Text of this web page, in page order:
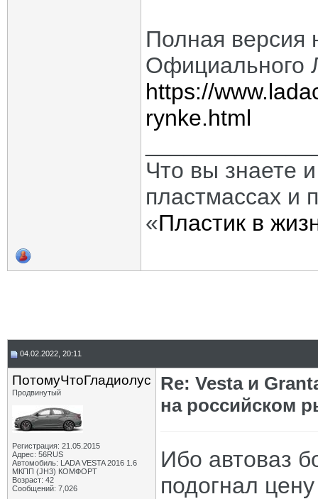
Полная версия
Официального
https://
rynke.html
Что вы знаете
пластмассах и
«Пластик в
04.02.2022, 20:11
ПотомуЧтоГладиолус
Продвинутый
Регистрация: 21.05.2015
Адрес: 56RUS
Автомобиль: LADA VESTA 2016 1.6
МКПП (JH3) КОМФОРТ
Возраст: 42
Сообщений: 7,026
Re: Vesta и
на российском
Ибо автоваз
подогнал